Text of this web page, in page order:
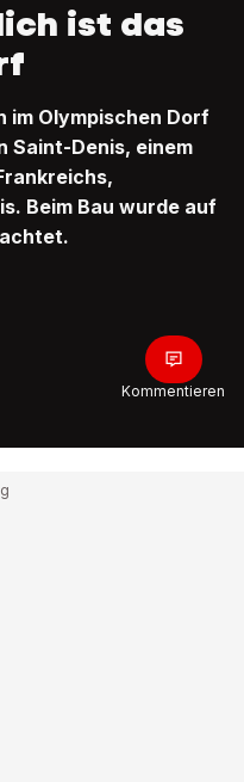
ist das
im Olympischen Dorf
Saint-Denis, einem
Beim Bau wurde auf
Kommentieren